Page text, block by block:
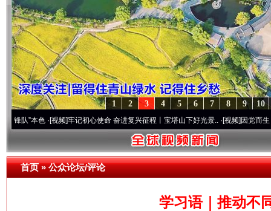
10
9
8
7
6
5
4
3
2
1
·[视频]牢记初心使命 奋进复兴征程丨宝塔山下好光景..·[视频]因党而生 为党而战
首页»公众论坛/评论
学习语｜推动不